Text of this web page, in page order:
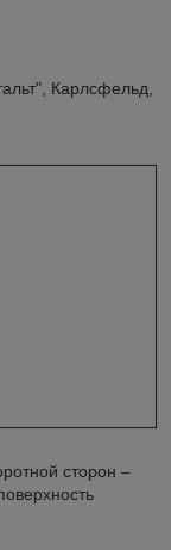
Карлсфельд,
сторон –